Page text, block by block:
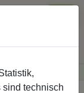
· Sichere Zahlung
technisch